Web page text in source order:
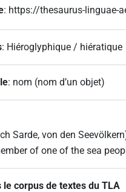
: https://thesaurus-linguae-
: Hiéroglyphique / hiératique
: nom (nom d’un objet)
Sarde, von den
of one of the sea
corpus de textes du TLA